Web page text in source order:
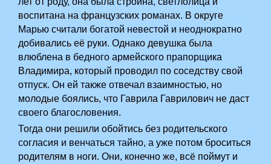
воспитана на французских романах. В округе
Марью считали богатой невестой и неоднократно
добивались её руки. Однако девушка была
влюблена в бедного армейского прапорщика
Владимира, который проводил по соседству свой
отпуск. Он ей также отвечал взаимностью, но
молодые боялись, что Гаврила Гаврилович не даст
своего благословения.
Тогда они решили обойтись без родительского
согласия и венчаться тайно, а уже потом броситься
родителям в ноги. Они, конечно же, всё поймут и